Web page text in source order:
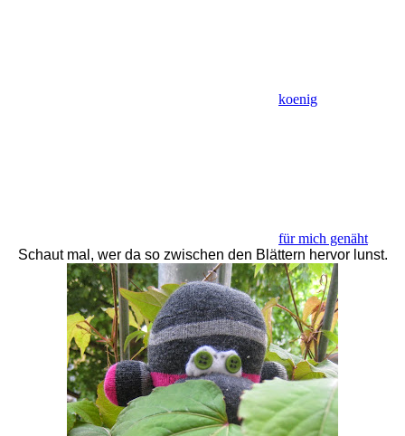
koenig
für mich genäht
Schaut mal, wer da so zwischen den Blättern hervor lunst.